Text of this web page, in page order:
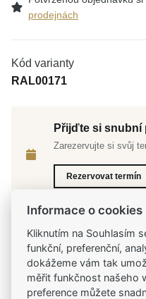
prodejnách
Kód varianty
RAL00171
Přijďte si snubní
Zarezervujte si svůj
Rezervovat termín
Tradiční česká
Už od roku 2001
Informace o cookies
Kliknutím na Souhlasím
funkční, preferenční,
dokážeme vám tak
měřit funkčnost našeho
preference můžete